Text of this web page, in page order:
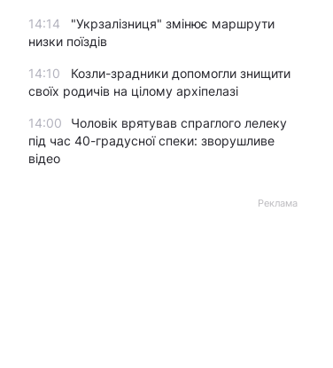
14:14
"Укрзалізниця" змінює маршрути
низки поїздів
14:10
Козли-зрадники допомогли знищити
своїх родичів на цілому архіпелазі
14:00
Чоловік врятував спраглого лелеку
під час 40-градусної спеки: зворушливе
відео
Реклама